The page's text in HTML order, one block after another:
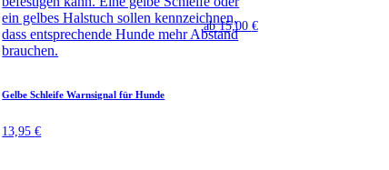
Gelbe Schleife Warnsignal für Hunde
13,95€
ab15,00 €